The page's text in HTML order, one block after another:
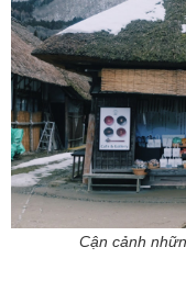
Cận cảnh